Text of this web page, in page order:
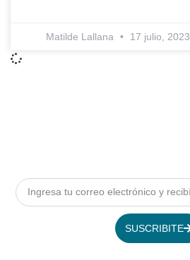
Matilde Lallana 17 julio, 2023
SUSCRIBITE